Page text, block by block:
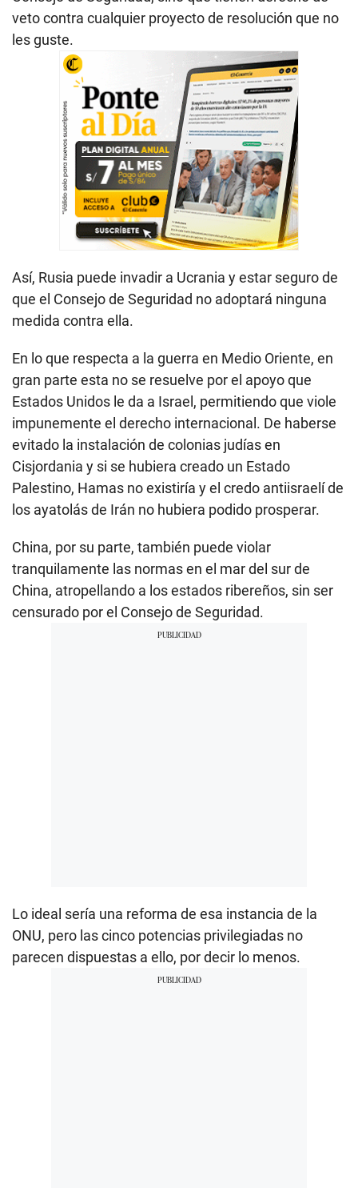
veto contra cualquier proyecto de resolución que no
les guste.
Así, Rusia puede invadir a Ucrania y estar seguro de
que el Consejo de Seguridad no adoptará ninguna
medida contra ella.
En lo que respecta a la guerra en Medio Oriente, en
gran parte esta no se resuelve por el apoyo que
Estados Unidos le da a Israel, permitiendo que viole
impunemente el derecho internacional. De haberse
evitado la instalación de colonias judías en
Cisjordania y si se hubiera creado un Estado
Palestino, Hamas no existiría y el credo antiisraelí de
los ayatolás de Irán no hubiera podido prosperar.
China, por su parte, también puede violar
tranquilamente las normas en el mar del sur de
China, atropellando a los estados ribereños, sin ser
censurado por el Consejo de Seguridad.
Lo ideal sería una reforma de esa instancia de la
ONU, pero las cinco potencias privilegiadas no
parecen dispuestas a ello, por decir lo menos.